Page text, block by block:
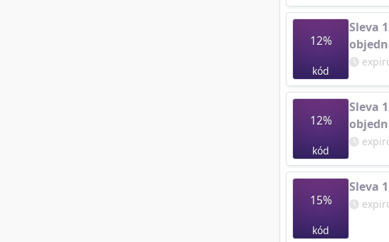
12%
kód
Sleva
12%
kód
Sleva
15%
kód
Sleva